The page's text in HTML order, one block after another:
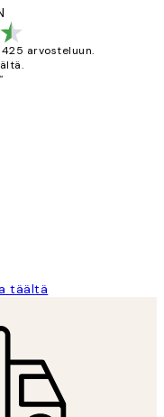
arvosteluun.
täältä